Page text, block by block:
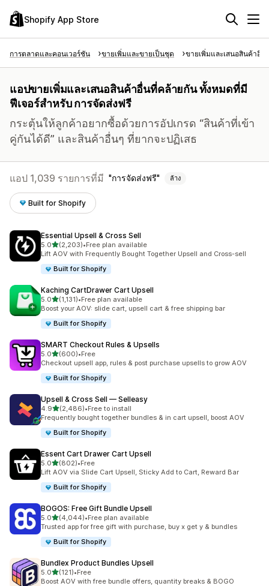
Shopify App Store
การตลาดและคอนเวอร์ชัน ขายเพิ่มและขายเป็นชุด ขายเพิ่มและเสนอสินค้าอื่
แอปขายเพิ่มและเสนอสินค้าอื่นที่คล้ายกัน ทั้งหมดที่มี
ฟีเจอร์สำหรับ การจัดส่งฟรี
กระตุ้นให้ลูกค้าอยากซื้อด้วยการอัปเกรด “สินค้าที่เข้า
คู่กันได้ดี” และสินค้าอื่นๆ ที่ยากจะปฏิเสธ
แอป 1,039 รายการที่มี การจัดส่งฟรี ล้าง
Built for Shopify
Essential Upsell & Cross Sell
5.0เต็ม 5 ดาว
(2,203)
ทั้งหมด 2203 รีวิว
•Free plan available
Lift AOV with Frequently Bought Together Upsell and Cross-sell
Built for Shopify
Kaching CartDrawer Cart Upsell
5.0เต็ม 5 ดาว
(1,131)
ทั้งหมด 1131 รีวิว
•Free plan available
Boost your AOV: slide cart, upsell cart & free shipping bar
Built for Shopify
SMART Checkout Rules & Upsells
5.0เต็ม 5 ดาว
(600)
ทั้งหมด 600 รีวิว
•Free
Checkout upsell app, rules & post purchase upsells to grow AOV
Built for Shopify
Upsell & Cross Sell — Selleasy
4.9เต็ม 5 ดาว
(2,486)
ทั้งหมด 2486 รีวิว
•Free to install
Frequently bought together bundles & in cart upsell, boost AOV
Built for Shopify
Essent Cart Drawer Cart Upsell
5.0เต็ม 5 ดาว
(802)
ทั้งหมด 802 รีวิว
•Free
Lift AOV via Slide Cart Upsell, Sticky Add to Cart, Reward Bar
Built for Shopify
BOGOS: Free Gift Bundle Upsell
5.0เต็ม 5 ดาว
(4,044)
ทั้งหมด 4044 รีวิว
•Free plan available
Trusted app for free gift with purchase, buy x get y & bundles
Built for Shopify
Bundlex Product Bundles Upsell
5.0เต็ม 5 ดาว
(121)
ทั้งหมด 121 รีวิว
•Free
Boost AOV with free bundle offers, quantity breaks & BOGO